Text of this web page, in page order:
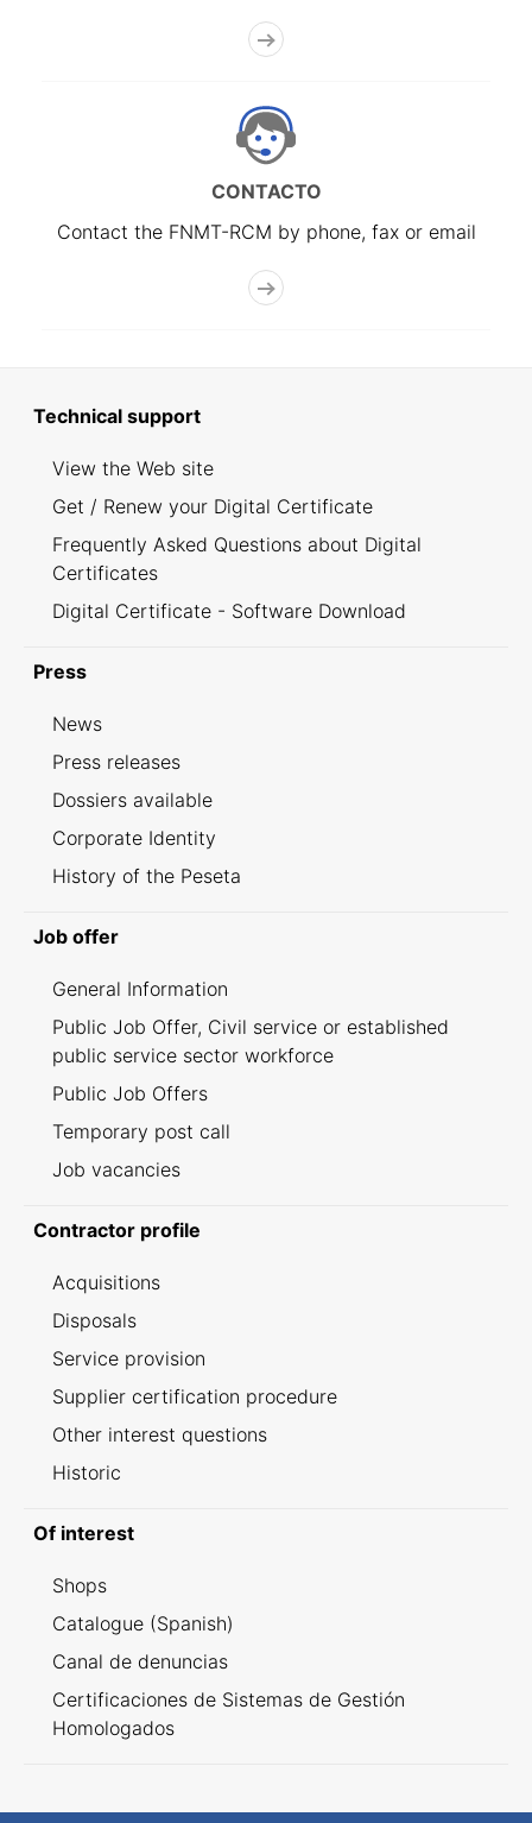
CONTACTO
Contact the FNMT-RCM by phone, fax or email
Technical support
View the Web site
Get / Renew your Digital Certificate
Frequently Asked Questions about Digital
Certificates
Digital Certificate - Software Download
Press
News
Press releases
Dossiers available
Corporate Identity
History of the Peseta
Job offer
General Information
Public Job Offer, Civil service or established
public service sector workforce
Public Job Offers
Temporary post call
Job vacancies
Contractor profile
Acquisitions
Disposals
Service provision
Supplier certification procedure
Other interest questions
Historic
Of interest
Shops
Catalogue (Spanish)
Canal de denuncias
Certificaciones de Sistemas de Gestión
Homologados